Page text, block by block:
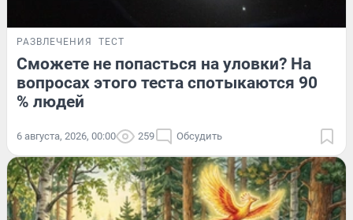
РАЗВЛЕЧЕНИЯ ТЕСТ
Сможете не попасться на уловки? На
вопросах этого теста спотыкаются 90
% людей
6 августа, 2026, 00:00 259 Обсудить